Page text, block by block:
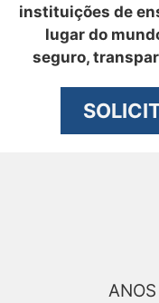
instituições de
lugar do
seguro,